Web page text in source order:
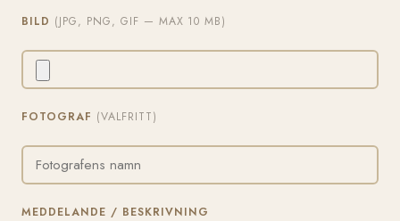
BILD (JPG, PNG, GIF — MAX 10 MB)
FOTOGRAF (VALFRITT)
MEDDELANDE / BESKRIVNING